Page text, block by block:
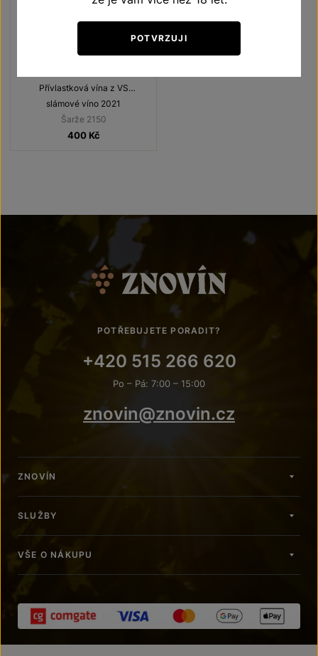
Přívlastková vína z VS
Lechovice
slámové víno 2021
Šarže 2150
400 Kč
POTŘEBUJETE PORADIT?
+420 515 266 620
Po – Pá: 7:00 – 15:00
znovin@znovin.cz
ZNOVÍN
SLUŽBY
VŠE O NÁKUPU
POTVRZUJI